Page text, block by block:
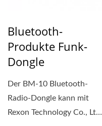
Bluetooth-
Produkte Funk-
Dongle
Der BM-10 Bluetooth-
Radio-Dongle kann mit
Rexon Technology Co., Ltd.